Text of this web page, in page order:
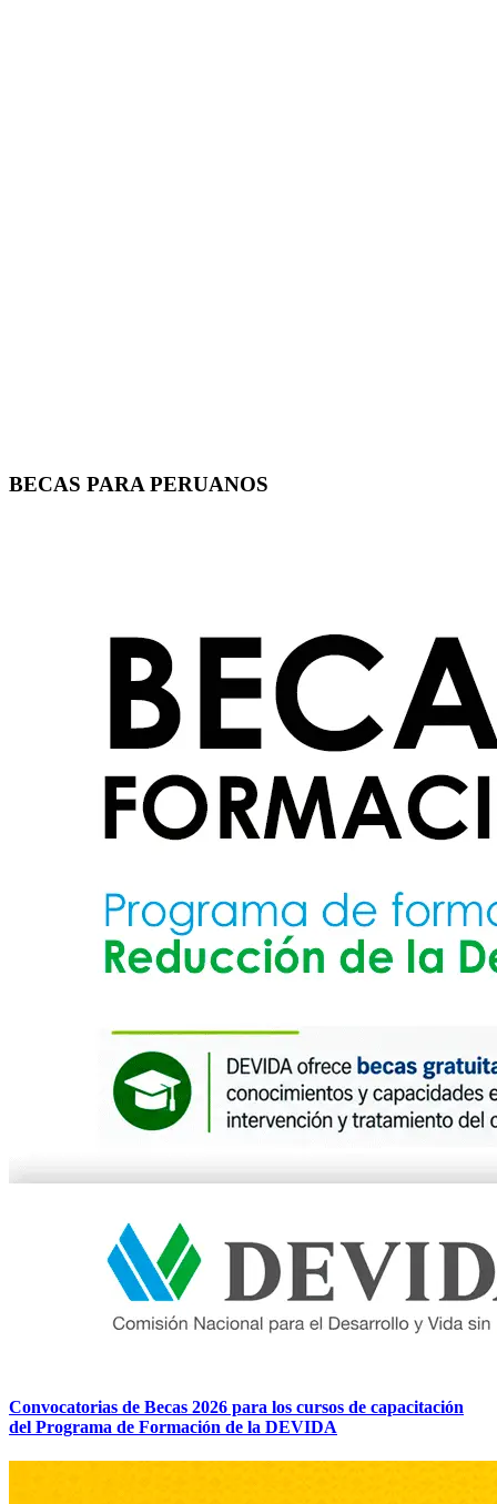
BECAS PARA PERUANOS
Convocatorias de Becas 2026 para los cursos de capacitación
del Programa de Formación de la DEVIDA